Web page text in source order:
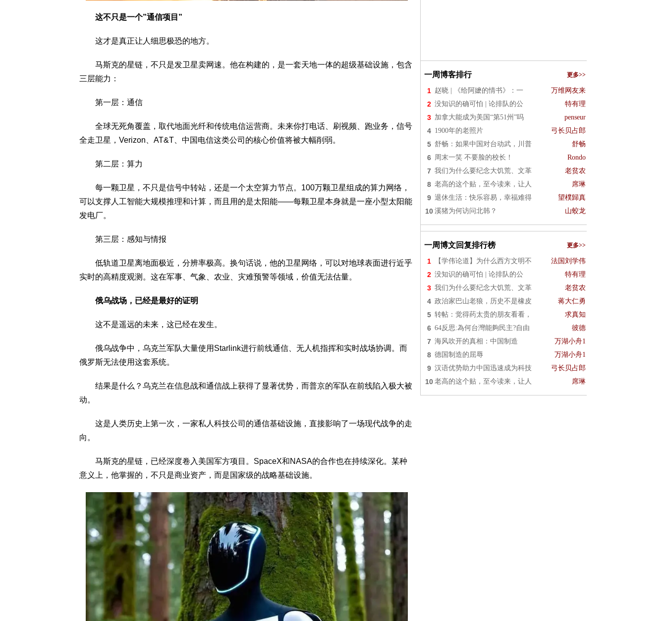
这不只是一个”通信项目”
这才是真正让人细思极恐的地方。
马斯克的星链，不只是发卫星卖网速。他在构建的，是一套天地一体的超级基础设施，包含
三层能力：
第一层：通信
全球无死角覆盖，取代地面光纤和传统电信运营商。未来你打电话、刷视频、跑业务，信号
全走卫星，Verizon、AT&T、中国电信这类公司的核心价值将被大幅削弱。
第二层：算力
每一颗卫星，不只是信号中转站，还是一个太空算力节点。100万颗卫星组成的算力网络，
可以支撑人工智能大规模推理和计算，而且用的是太阳能——每颗卫星本身就是一座小型太阳能
发电厂。
第三层：感知与情报
低轨道卫星离地面极近，分辨率极高。换句话说，他的卫星网络，可以对地球表面进行近乎
实时的高精度观测。这在军事、气象、农业、灾难预警等领域，价值无法估量。
俄乌战场，已经是最好的证明
这不是遥远的未来，这已经在发生。
俄乌战争中，乌克兰军队大量使用Starlink进行前线通信、无人机指挥和实时战场协调。而
俄罗斯无法使用这套系统。
结果是什么？乌克兰在信息战和通信战上获得了显著优势，而普京的军队在前线陷入极大被
动。
这是人类历史上第一次，一家私人科技公司的通信基础设施，直接影响了一场现代战争的走
向。
马斯克的星链，已经深度卷入美国军方项目。SpaceX和NASA的合作也在持续深化。某种
意义上，他掌握的，不只是商业资产，而是国家级的战略基础设施。
一周博客排行 更多>>
1 赵晓 | 《给阿嬷的情书》：一 万维网友来
2 没知识的确可怕 | 论排队的公 特有理
3 加拿大能成为美国“第51州”吗 penseur
4 1900年的老照片 弓长贝占郎
5 舒畅：如果中国对台动武，川普 舒畅
6 周末一笑 不要脸的校长！ Rondo
7 我们为什么要纪念大饥荒、文革 老贫农
8 老高的这个贴，至今读来，让人 席琳
9 退休生活：快乐容易，幸福难得 望樸歸真
10 溪猪为何访问北韩？ 山蛟龙
一周博文回复排行榜 更多>>
1 【学伟论道】为什么西方文明不 法国刘学伟
2 没知识的确可怕 | 论排队的公 特有理
3 我们为什么要纪念大饥荒、文革 老贫农
4 政治家巴山老狼，历史不是橡皮 蒋大仁勇
5 转帖：觉得药太贵的朋友看看， 求真知
6 64反思:為何台灣能夠民主?自由 彼德
7 海风吹开的真相：中国制造 万湖小舟1
8 德国制造的屈辱 万湖小舟1
9 汉语优势助力中国迅速成为科技 弓长贝占郎
10 老高的这个贴，至今读来，让人 席琳